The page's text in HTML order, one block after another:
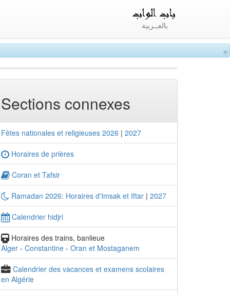
×
بالعــربية
Sections connexes
Fêtes nationales et religieuses 2026 | 2027
Horaires de prières
Coran et Tafsir
Ramadan 2026: Horaires d'Imsak et Iftar | 2027
Calendrier hidjri
Horaires des trains, banlieue
Alger - Constantine - Oran et Mostaganem
Calendrier des vacances et examens scolaires
en Algérie